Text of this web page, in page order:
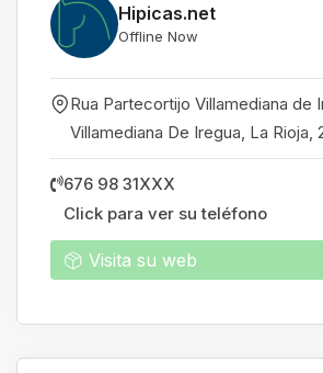
Hipicas.net
Offline Now
Rua Partecortijo Villamediana de
Villamediana De Iregua La Rioja
676 98 31XXX
Click para ver su teléfono
Visita su web